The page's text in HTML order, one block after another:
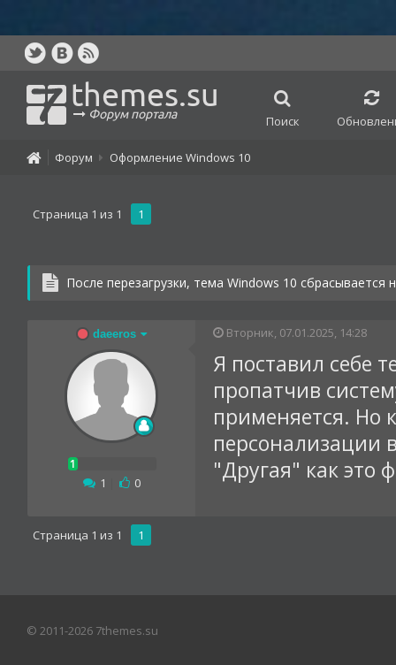
themes.su
Форум портала Поиск
Форум Оформление Windows 10
Страница 1 из 1 1
После перезагрузки, тема Windows 10 сбрасывается
daeeros
1 0
Вторник, 07.01.2025, 14:28
Я поставил себе
пропатчив
применяется. Но
персонализации
"Другая" как это
Страница 1 из 1 1
© 2011-2026 7themes.su